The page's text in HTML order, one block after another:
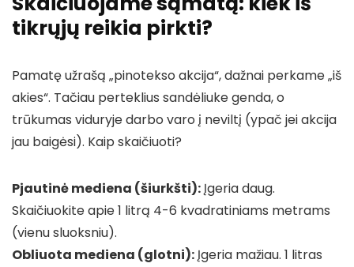
tikrųjų reikia pirkti?
Pamatę užrašą „pinotekso akcija“, dažnai perkame „iš
akies“. Tačiau perteklius sandėliuke genda, o
trūkumas viduryje darbo varo į neviltį (ypač jei akcija
jau baigėsi). Kaip skaičiuoti?
Pjautinė mediena (šiurkšti):Įgeria daug.
Skaičiuokite apie 1 litrą 4-6 kvadratiniams metrams
(vienu sluoksniu).
Obliuota mediena (glotni):Įgeria mažiau. 1 litras